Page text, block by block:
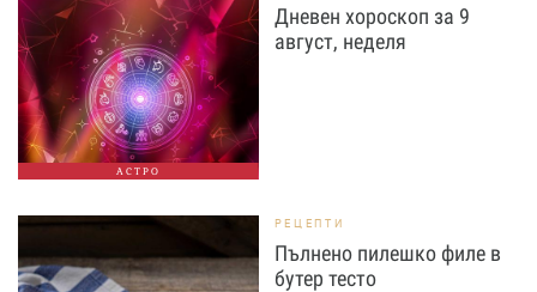
АСТРО
Дневен хороскоп за 9
август, неделя
РЕЦЕПТИ
Пълнено пилешко филе в
бутер тесто